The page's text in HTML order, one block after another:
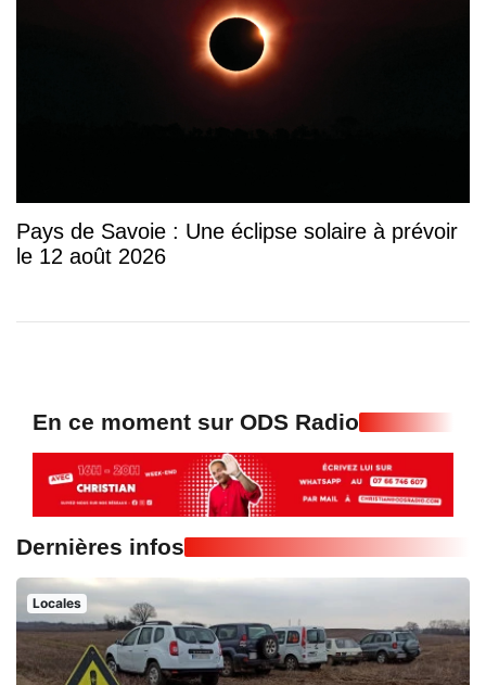
Pays de Savoie : Une éclipse solaire à prévoir
le 12 août 2026
En ce moment sur ODS Radio
Dernières infos
Locales